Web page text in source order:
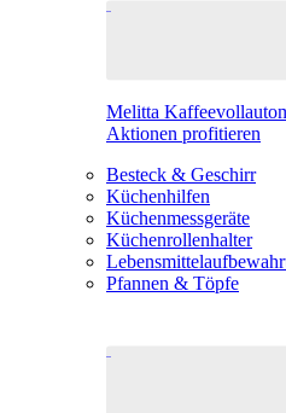
Melitta
Aktionen profitieren
Besteck & Geschirr
Küchenhilfen
Küchenmessgeräte
Küchenrollenhalter
Pfannen & Töpfe